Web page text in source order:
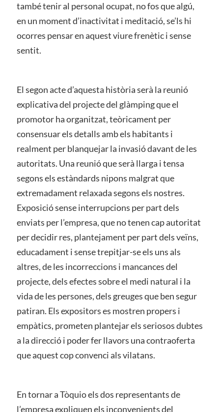
també tenir al personal ocupat, no fos que algú,
en un moment d’inactivitat i meditació, se’ls hi
ocorres pensar en aquest viure frenètic i sense
sentit.
El segon acte d’aquesta història serà la reunió
explicativa del projecte del glàmping que el
promotor ha organitzat, teòricament per
consensuar els detalls amb els habitants i
realment per blanquejar la invasió davant de les
autoritats. Una reunió que serà llarga i tensa
segons els estàndards nipons malgrat que
extremadament relaxada segons els nostres.
Exposició sense interrupcions per part dels
enviats per l’empresa, que no tenen cap autoritat
per decidir res, plantejament per part dels veïns,
educadament i sense trepitjar-se els uns als
altres, de les incorreccions i mancances del
projecte, dels efectes sobre el medi natural i la
vida de les persones, dels greuges que ben segur
patiran. Els expositors es mostren propers i
empàtics, prometen plantejar els seriosos dubtes
a la direcció i poder fer llavors una contraoferta
que aquest cop convenci als vilatans.
En tornar a Tòquio els dos representants de
l’empresa expliquen els inconvenients del